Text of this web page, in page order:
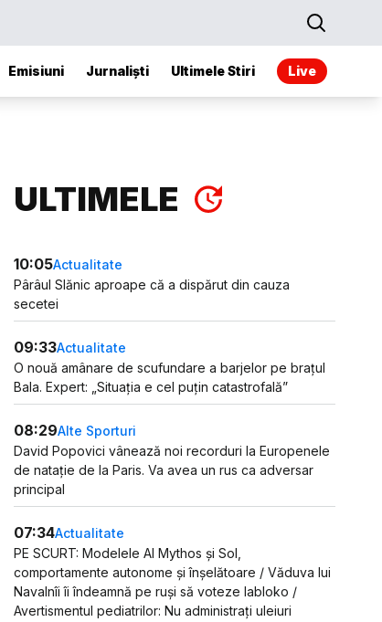
Emisiuni Jurnaliști Ultimele Stiri Live
ULTIMELE
10:05Actualitate
Pârâul Slănic aproape că a dispărut din cauza
secetei
09:33Actualitate
O nouă amânare de scufundare a barjelor pe brațul
Bala. Expert: „Situația e cel puțin catastrofală”
08:29Alte Sporturi
David Popovici vânează noi recorduri la Europenele
de natație de la Paris. Va avea un rus ca adversar
principal
07:34Actualitate
PE SCURT: Modelele AI Mythos și Sol,
comportamente autonome și înșelătoare / Văduva lui
Navalnîi îi îndeamnă pe ruși să voteze Iabloko /
Avertismentul pediatrilor: Nu administrați uleiuri